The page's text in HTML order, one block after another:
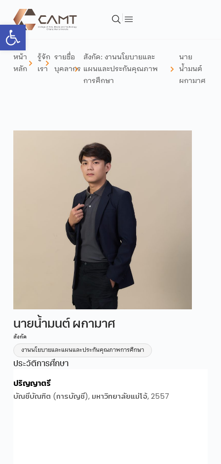
Open toolbar
หน้า
หลัก
รู้จัก
เรา
รายชื่อ
บุคลากร
สังกัด:งานนโยบายและ
แผนและประกันคุณภาพ
การศึกษา
นาย
น้ำมนต์
ผกามาศ
นายน้ำมนต์ ผกามาศ
สังกัด
งานนโยบายและแผนและประกันคุณภาพการศึกษา
ประวัติการศึกษา